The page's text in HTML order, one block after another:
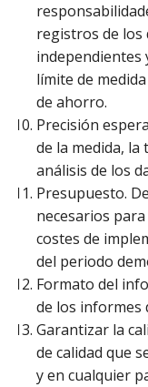
registros de los
independientes
límite de
de ahorro.
Precisión
de la medida, la
análisis de los
Presupuesto.
necesarios
costes de
del periodo
Formato del
de los informes
Garantizar la
de calidad que
y en cualquier